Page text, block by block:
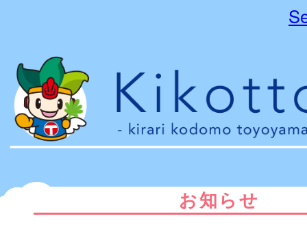
お知らせ